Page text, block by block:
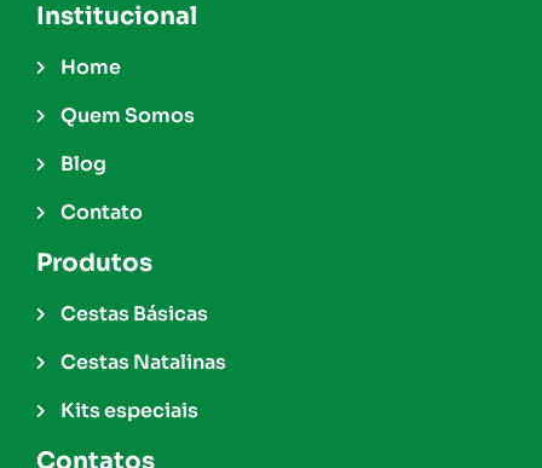
Institucional
Home
Quem Somos
Blog
Contato
Produtos
Cestas Básicas
Cestas Natalinas
Kits especiais
Contatos